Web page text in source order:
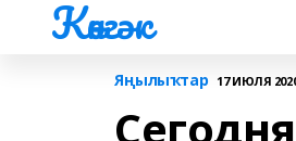
Көнгәк
Яңылыҡтар 17 ИЮЛЯ